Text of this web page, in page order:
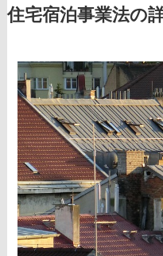
住宅宿泊事業法の